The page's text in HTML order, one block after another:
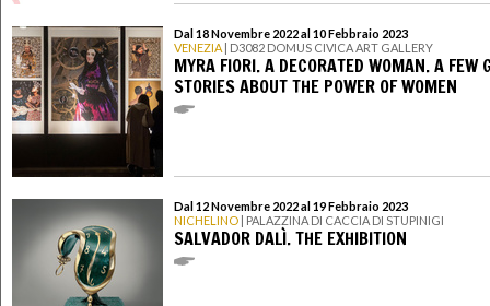
Dal 18 Novembre 2022 al 10 Febbraio 2023
VENEZIA | D3082 DOMUS CIVICA ART GALLERY
MYRA FIORI. A DECORATED WOMAN. A FEW
STORIES ABOUT THE POWER OF WOMEN
Dal 12 Novembre 2022 al 19 Febbraio 2023
NICHELINO | PALAZZINA DI CACCIA DI STUPINIGI
SALVADOR DALÌ. THE EXHIBITION